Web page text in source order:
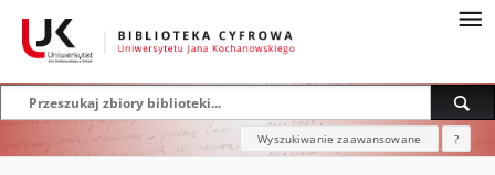
Wyszukiwanie zaawansowane ?